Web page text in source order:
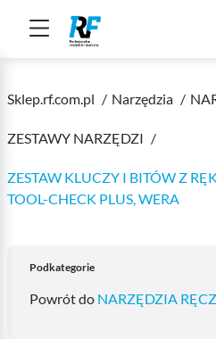
Sklep.rf.com.pl Narzędzia
ZESTAWY NARZĘDZI
ZESTAW KLUCZY I BITÓW Z
TOOL-CHECK PLUS, WERA
Podkategorie
Powrót do NARZĘDZIA